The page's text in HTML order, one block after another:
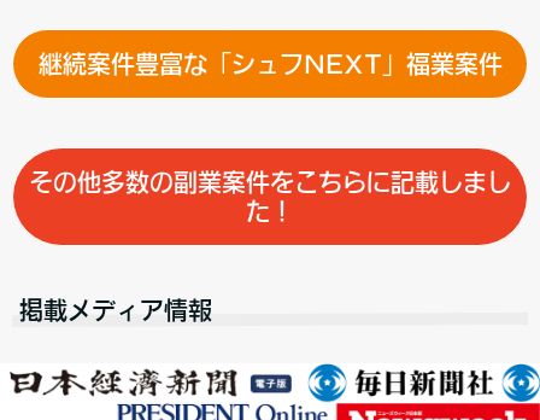
継続案件豊富な「シュフNEXT」福業案件
その他多数の副業案件をこちらに記載しまし
た！
掲載メディア情報